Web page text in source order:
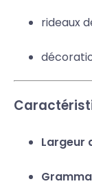
rideaux
Largeur